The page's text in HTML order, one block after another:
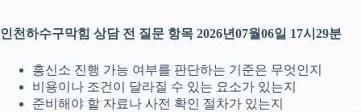
인천하수구막힘 상담 전 질문 항목 2026년07월06일 17시29분
흥신소 진행 가능 여부를 판단하는 기준은 무엇인지
비용이나 조건이 달라질 수 있는 요소가 있는지
준비해야 할 자료나 사전 확인 절차가 있는지